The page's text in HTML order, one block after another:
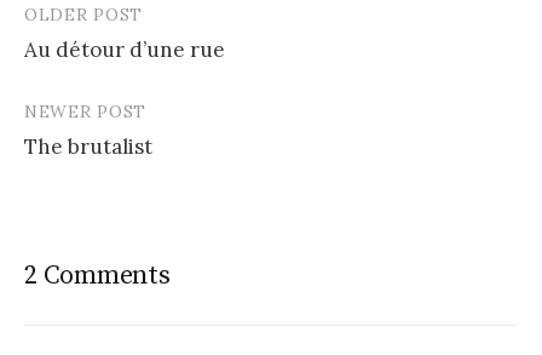
Post
navigation
OLDER POST
Au détour d’une rue
NEWER POST
The brutalist
2 Comments